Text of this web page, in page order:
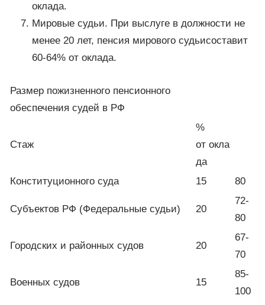
оклада.
Мировые судьи. При выслуге в должности не
менее 20 лет, пенсия мирового судьисоставит
60-64% от оклада.
Размер пожизненного пенсионного
обеспечения судей в РФ
Стаж
%
от окла
да
Конституционного суда
15 80
Субъектов РФ (Федеральные судьи) 20
72-
80
Городских и районных судов 20
67-
70
Военных судов 15
85-
100